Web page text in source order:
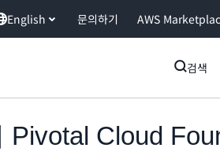
English 문의하기 AWS
검색
Cloud